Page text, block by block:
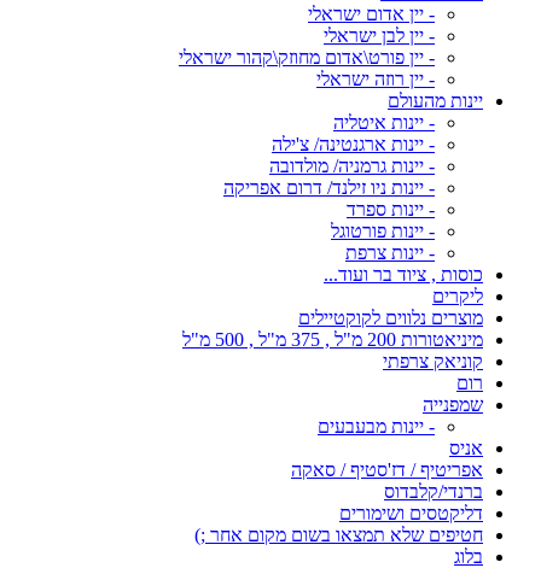
- יין אדום ישראלי
- יין לבן ישראלי
- יין פורט\אדום מחוזק\קהור ישראלי
- יין רוזה ישראלי
יינות מהעולם
- יינות איטליה
- יינות ארגנטינה/ צ'ילה
- יינות גרמניה/ מולדובה
- יינות ניו זילנד/ דרום אפריקה
- יינות ספרד
- יינות פורטוגל
- יינות צרפת
כוסות , ציוד בר ועוד...
ליקרים
מוצרים נלווים לקוקטיילים
מיניאטורות 200 מ"ל , 375 מ"ל , 500 מ"ל
קוניאק צרפתי
רום
שמפנייה
- יינות מבעבעים
אניס
אפריטיף / דז'סטיף / סאקה
ברנדי/קלבדוס
דליקטסים ושימורים
חטיפים שלא תמצאו בשום מקום אחר ;)
בלוג